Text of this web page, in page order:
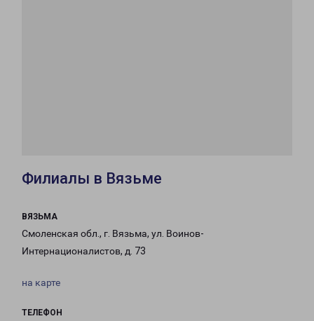
Филиалы в Вязьме
ВЯЗЬМА
Смоленская обл., г. Вязьма, ул. Воинов-
Интернационалистов, д. 73
на карте
ТЕЛЕФОН